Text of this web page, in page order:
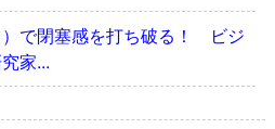
で閉塞感を打ち破る！ ビジ
家...